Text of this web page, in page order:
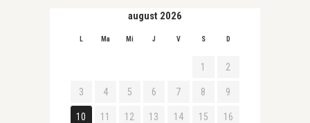
august 2026
L Ma Mi J V S D
1 2
3 4 5 6 7 8 9
10 11 12 13 14 15 16